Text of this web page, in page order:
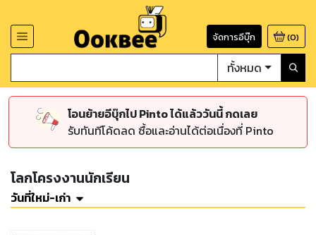
จัดการอีบุ๊ก (0)
ทั้งหมด
โอนย้ายอีบุ๊กไป Pinto ได้แล้ววันนี้ กดเลย
รับทันทีโค้ดลด ซื้อและอ่านได้ต่อเนื่องที่ Pinto
โลกโครงงานนักเรียน
วันที่ใหม่-เก่า